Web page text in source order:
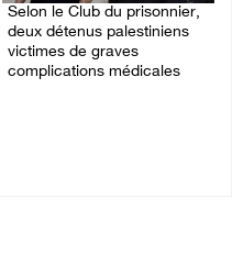
Selon le Club du prisonnier,
deux détenus palestiniens
victimes de graves
complications médicales